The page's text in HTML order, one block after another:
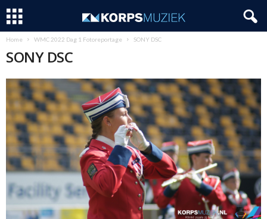
Home WMC 2022 Dag 1 Fotoreportage SONY DSC
SONY DSC